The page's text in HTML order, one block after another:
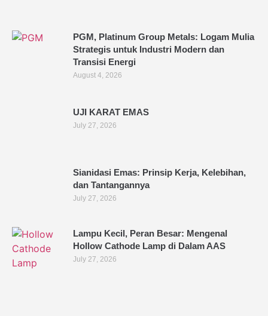
PGM, Platinum Group Metals: Logam Mulia
Strategis untuk Industri Modern dan
Transisi Energi
August 4, 2026
UJI KARAT EMAS
July 27, 2026
Sianidasi Emas: Prinsip Kerja, Kelebihan,
dan Tantangannya
July 27, 2026
Lampu Kecil, Peran Besar: Mengenal
Hollow Cathode Lamp di Dalam AAS
July 27, 2026